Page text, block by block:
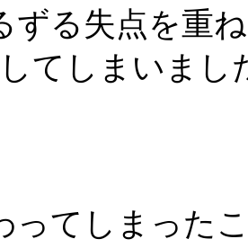
ずる失点を重
てしまいまし
ってしまった